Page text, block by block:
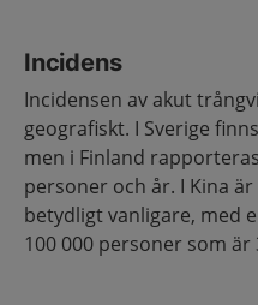
Incidens
Incidensen av akut
geografiskt. I Sverige
men i Finland
personer och år. I Kina
betydligt vanligare, med
100 000 personer som är